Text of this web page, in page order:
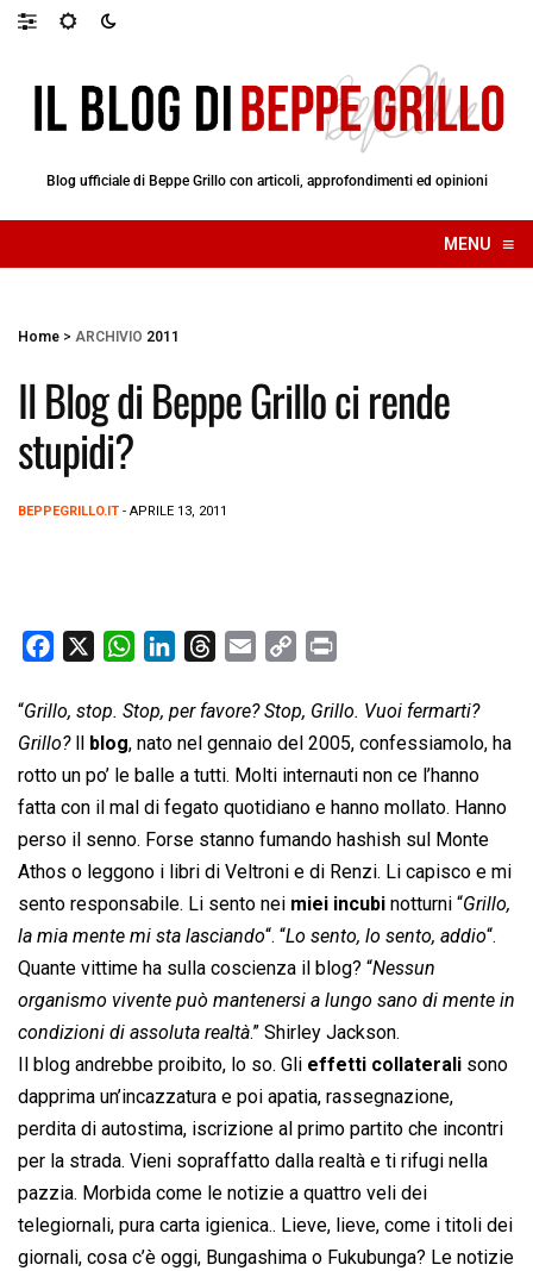
Blog ufficiale di Beppe Grillo con articoli, approfondimenti ed opinioni
MENU ≡
☰
Home > ARCHIVIO 2011
Il Blog di Beppe Grillo ci rende
stupidi?
BEPPEGRILLO.IT - APRILE 13, 2011
c
e
b
o
o
k
W
a
t
s
A
p
p
n
k
e
d
I
n
r
e
a
d
s
a
i
l
p
y
L
i
n
k
i
n
t
“Grillo, stop. Stop, per favore? Stop, Grillo. Vuoi fermarti?
Grillo? ll blog, nato nel gennaio del 2005, confessiamolo, ha
rotto un po’ le balle a tutti. Molti internauti non ce l’hanno
fatta con il mal di fegato quotidiano e hanno mollato. Hanno
perso il senno. Forse stanno fumando hashish sul Monte
Athos o leggono i libri di Veltroni e di Renzi. Li capisco e mi
sento responsabile. Li sento nei miei incubi notturni “Grillo,
la mia mente mi sta lasciando“. “Lo sento, lo sento, addio“.
Quante vittime ha sulla coscienza il blog? “Nessun
organismo vivente può mantenersi a lungo sano di mente in
condizioni di assoluta realtà.” Shirley Jackson.
Il blog andrebbe proibito, lo so. Gli effetti collaterali sono
dapprima un’incazzatura e poi apatia, rassegnazione,
perdita di autostima, iscrizione al primo partito che incontri
per la strada. Vieni sopraffatto dalla realtà e ti rifugi nella
pazzia. Morbida come le notizie a quattro veli dei
telegiornali, pura carta igienica.. Lieve, lieve, come i titoli dei
giornali, cosa c’è oggi, Bungashima o Fukubunga? Le notizie